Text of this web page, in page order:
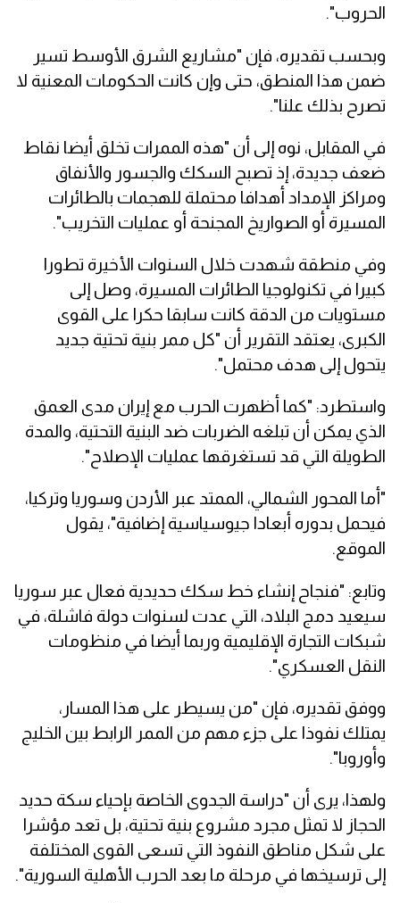
الحروب".
وبحسب تقديره، فإن "مشاريع الشرق الأوسط تسير
ضمن هذا المنطق، حتى وإن كانت الحكومات المعنية لا
تصرح بذلك علنا".
في المقابل، نوه إلى أن "هذه الممرات تخلق أيضا نقاط
ضعف جديدة، إذ تصبح السكك والجسور والأنفاق
ومراكز الإمداد أهدافا محتملة للهجمات بالطائرات
المسيرة أو الصواريخ المجنحة أو عمليات التخريب".
وفي منطقة شهدت خلال السنوات الأخيرة تطورا
كبيرا في تكنولوجيا الطائرات المسيرة، وصل إلى
مستويات من الدقة كانت سابقا حكرا على القوى
الكبرى، يعتقد التقرير أن "كل ممر بنية تحتية جديد
يتحول إلى هدف محتمل".
واستطرد: "كما أظهرت الحرب مع إيران مدى العمق
الذي يمكن أن تبلغه الضربات ضد البنية التحتية، والمدة
الطويلة التي قد تستغرقها عمليات الإصلاح".
"أما المحور الشمالي، الممتد عبر الأردن وسوريا وتركيا،
فيحمل بدوره أبعادا جيوسياسية إضافية"، يقول
الموقع.
وتابع: "فنجاح إنشاء خط سكك حديدية فعال عبر سوريا
سيعيد دمج البلاد، التي عدت لسنوات دولة فاشلة، في
شبكات التجارة الإقليمية وربما أيضا في منظومات
النقل العسكري".
ووفق تقديره، فإن "من يسيطر على هذا المسار،
يمتلك نفوذا على جزء مهم من الممر الرابط بين الخليج
وأوروبا".
ولهذا، يرى أن "دراسة الجدوى الخاصة بإحياء سكة حديد
الحجاز لا تمثل مجرد مشروع بنية تحتية، بل تعد مؤشرا
على شكل مناطق النفوذ التي تسعى القوى المختلفة
إلى ترسيخها في مرحلة ما بعد الحرب الأهلية السورية".